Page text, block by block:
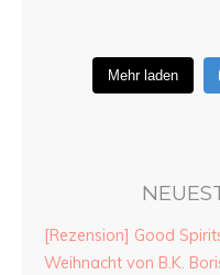
Mehr laden
[Rezension] Good
Weihnacht von B.K.